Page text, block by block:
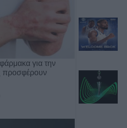
για την
προσφέρουν